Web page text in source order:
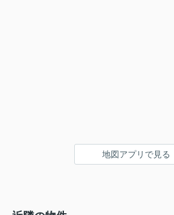
地図アプリで見る